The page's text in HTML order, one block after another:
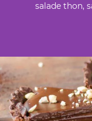
salade thon,